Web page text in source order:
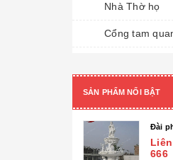
Nhà Thờ họ
Cổng tam
Đài phun nước
TƯỢNG ĐÁ
SẢN PHẨM NỔI BẬT
Đài
666